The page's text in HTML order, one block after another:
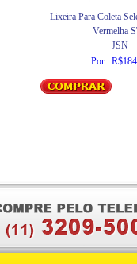
Lixeira Para Coleta
Vermelha
JSN
Por :